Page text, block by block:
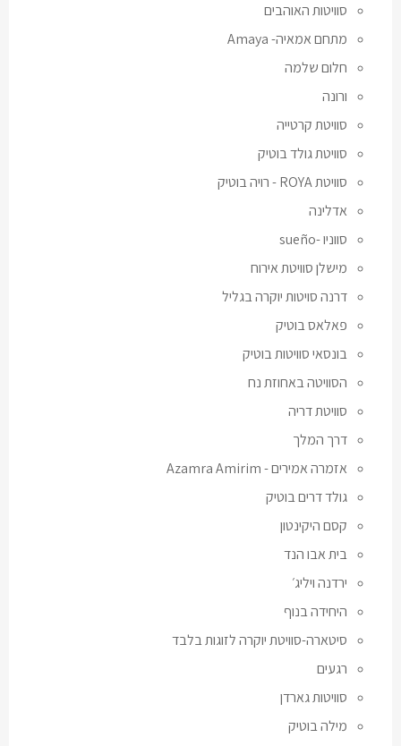
סוויטות האוהבים
מתחם אמאיה- Amaya
חלום שלמה
ורונה
סוויטת קרטייה
סוויטת גולד בוטיק
סוויטת ROYA - רויה בוטיק
אדלינה
סווניו -sueño
מישלן סוויטת אירוח
דרנה סויטות יוקרה בגליל
פאלאס בוטיק
בונסאי סוויטות בוטיק
הסוויטה באחוזת נח
סוויטת דריה
דרך המלך
אזמרה אמירים - Azamra Amirim
גולד דרים בוטיק
קסם היקינטון
בית אבו הנד
ירדנה ויליג׳
היחידה בנוף
סיטארה-סוויטת יוקרה לזוגות בלבד
רגעים
סוויטות גארדן
מילה בוטיק